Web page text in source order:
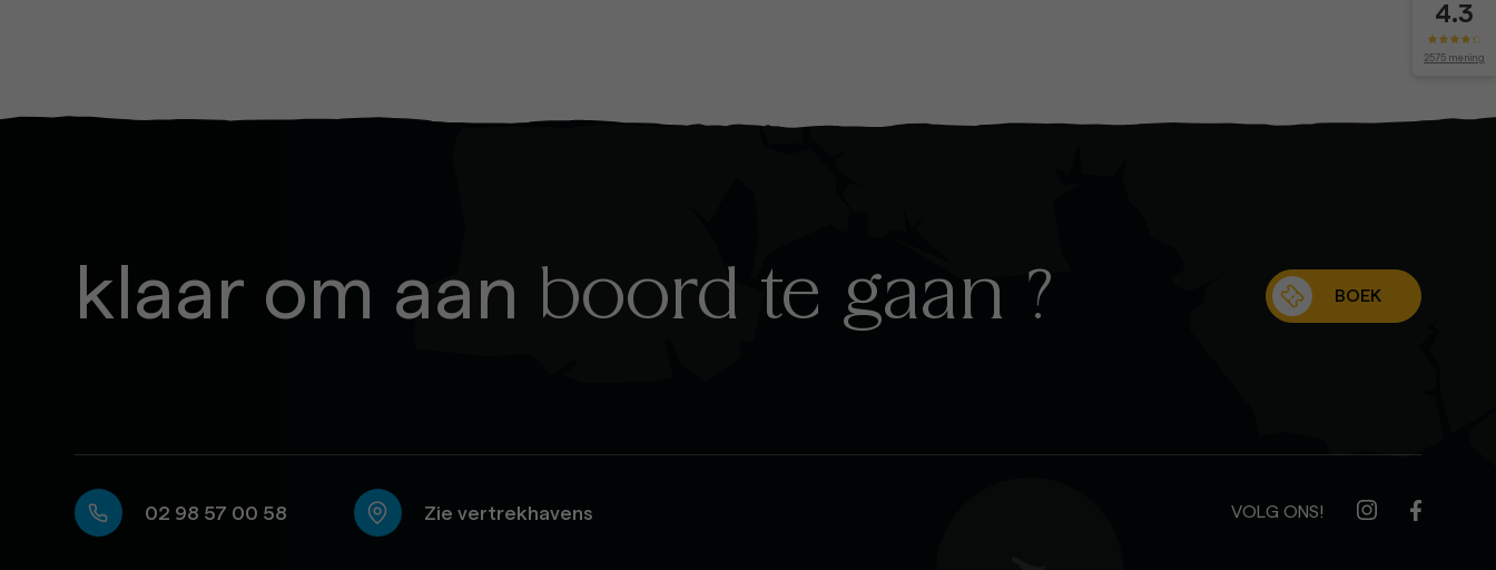
4.3
2575 mening
klaar om aan boord te gaan ? BOEK
02 98 57 00 58 Zie vertrekhavens VOLG ONS!